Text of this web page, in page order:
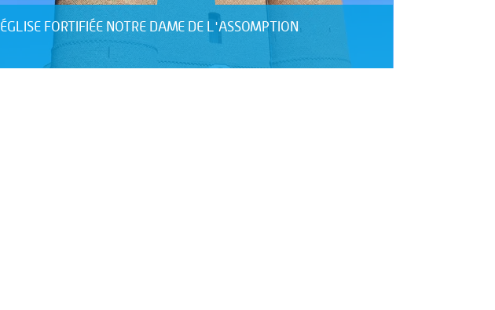
ÉGLISE FORTIFIÉE NOTRE DAME DE L'ASSOMPTION